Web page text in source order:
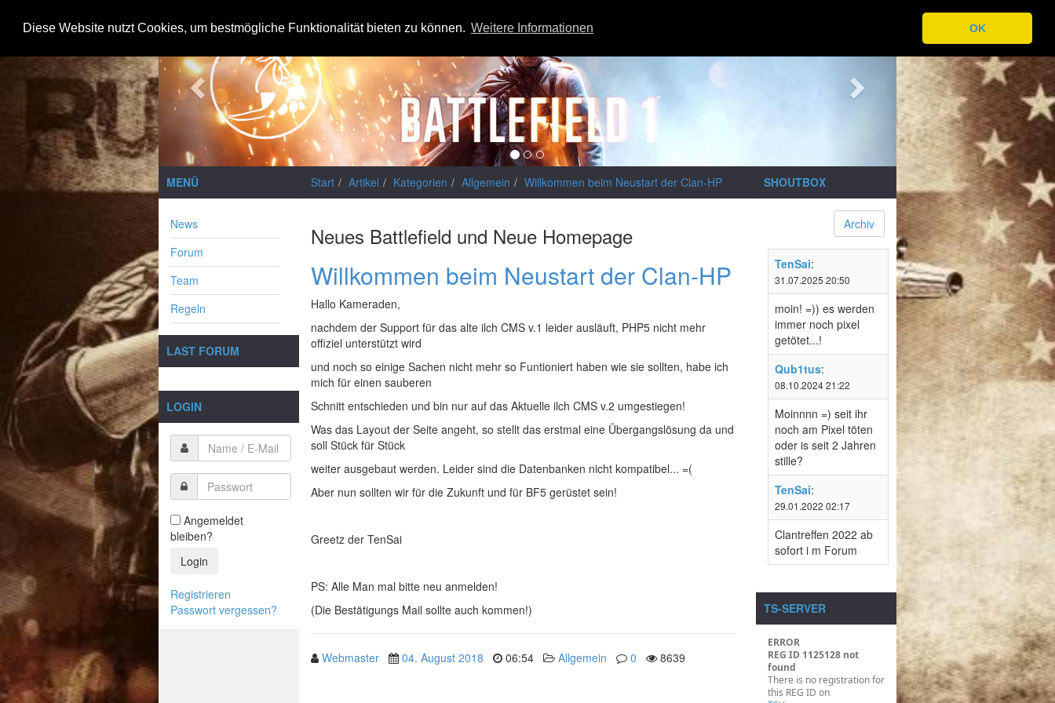
Diese Website nutzt Cookies, um bestmögliche Funktionalität bieten zu können. Weitere Informationen OK
MENÜ
News
Forum
Team
Regeln
LAST FORUM
LOGIN
Angemeldet
bleiben?
Login
Registrieren
Passwort vergessen?
Start Artikel Kategorien Allgemein Willkommen beim Neustart der Clan-HP
Neues Battlefield und Neue Homepage
Willkommen beim Neustart der Clan-HP
Hallo Kameraden,
nachdem der Support für das alte ilch CMS v.1 leider ausläuft, PHP5 nicht mehr
offiziel unterstützt wird
und noch so einige Sachen nicht mehr so Funtioniert haben wie sie sollten, habe ich
mich für einen sauberen
Schnitt entschieden und bin nur auf das Aktuelle ilch CMS v.2 umgestiegen!
Was das Layout der Seite angeht, so stellt das erstmal eine Übergangslösung da und
soll Stück für Stück
weiter ausgebaut werden. Leider sind die Datenbanken nicht kompatibel... =(
Aber nun sollten wir für die Zukunft und für BF5 gerüstet sein!
Greetz der TenSai
PS: Alle Man mal bitte neu anmelden!
(Die Bestätigungs Mail sollte auch kommen!)
Webmaster 04. August 2018 06:54 Allgemein 0 8639
SHOUTBOX
Archiv
TenSai:
31.07.2025 20:50
moin! =)) es werden
immer noch pixel
getötet...!
Qub1tus:
08.10.2024 21:22
Moinnnn =) seit ihr
noch am Pixel töten
oder is seit 2 Jahren
stille?
TenSai:
29.01.2022 02:17
Clantreffen 2022 ab
sofort i m Forum
TS-SERVER
ERROR
REG ID 1125128 not
found
There is no registration for
this REG ID on